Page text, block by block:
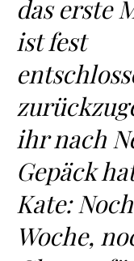
das erste
ist fest
ihr nach
Gepäck
Kate:
Woche,